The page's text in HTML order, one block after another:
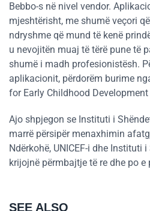
Bebbo-s në nivel vendor.
mjeshtërisht, me shumë veçori
ndryshme që mund të kenë
u nevojitën muaj të tërë pune të
shumë i madh profesionistësh.
aplikacionit, përdorëm burime
for Early Childhood
Ajo shpjegon se Instituti i
marrë përsipër menaxhimin
Ndërkohë, UNICEF-i dhe Instituti
krijojnë përmbajtje të re dhe po
SEE ALSO